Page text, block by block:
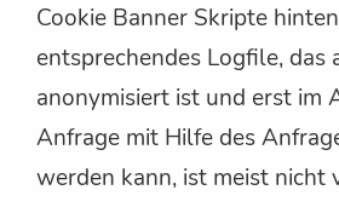
Cookie Banner Skripte
entsprechendes Logfile, das
anonymisiert ist und erst im
Anfrage mit Hilfe des
werden kann, ist meist nicht